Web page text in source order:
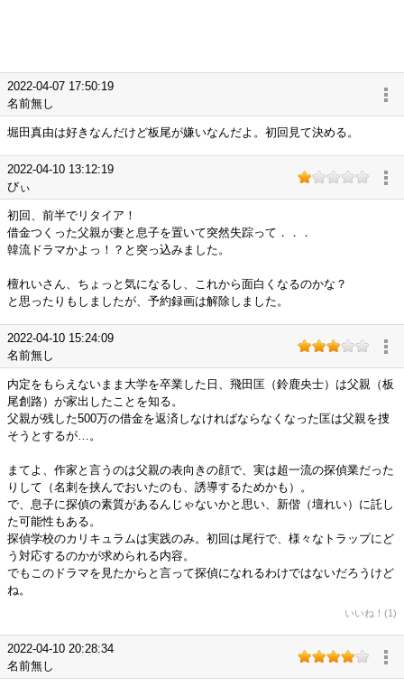
2022-04-07 17:50:19
名前無し
堀田真由は好きなんだけど板尾が嫌いなんだよ。初回見て決める。
2022-04-10 13:12:19
びぃ
初回、前半でリタイア！
借金つくった父親が妻と息子を置いて突然失踪って．．．
韓流ドラマかよっ！？と突っ込みました。
檀れいさん、ちょっと気になるし、これから面白くなるのかな？
と思ったりもしましたが、予約録画は解除しました。
2022-04-10 15:24:09
名前無し
内定をもらえないまま大学を卒業した日、飛田匡（鈴鹿央士）は父親（板
尾創路）が家出したことを知る。
父親が残した500万の借金を返済しなければならなくなった匡は父親を捜
そうとするが…。
まてよ、作家と言うのは父親の表向きの顔で、実は超一流の探偵業だった
りして（名刺を挟んでおいたのも、誘導するためかも）。
で、息子に探偵の素質があるんじゃないかと思い、新偕（壇れい）に託し
た可能性もある。
探偵学校のカリキュラムは実践のみ。初回は尾行で、様々なトラップにど
う対応するのかが求められる内容。
でもこのドラマを見たからと言って探偵になれるわけではないだろうけど
ね。
いいね！(1)
2022-04-10 20:28:34
名前無し